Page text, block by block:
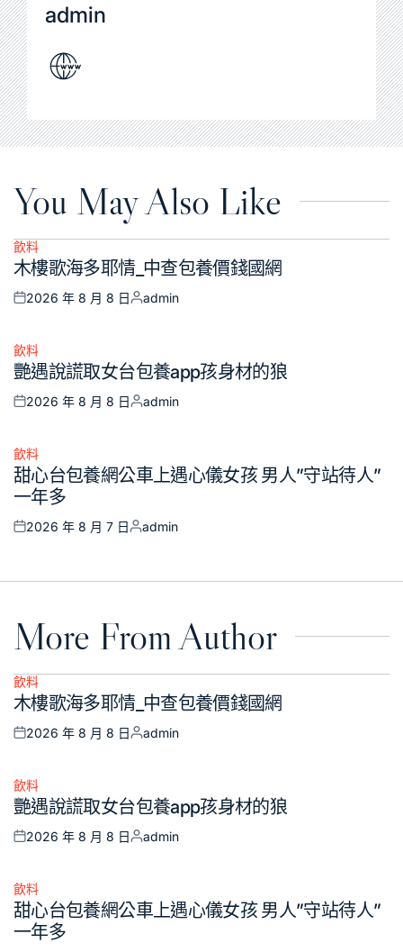
admin
You May Also Like
Posted
in
飲料
木樓歌海多耶情_中查包養價錢國網
Posted
2026 年 8 月 8 日
Posted
admin
Posted
in
飲料
艷遇說謊取女台包養app孩身材的狼
Posted
2026 年 8 月 8 日
Posted
admin
Posted
in
飲料
甜心台包養網公車上遇心儀女孩 男人”守站待人”
一年多
Posted
2026 年 8 月 7 日
Posted
admin
More From Author
Posted
in
飲料
木樓歌海多耶情_中查包養價錢國網
Posted
2026 年 8 月 8 日
Posted
admin
Posted
in
飲料
艷遇說謊取女台包養app孩身材的狼
Posted
2026 年 8 月 8 日
Posted
admin
Posted
in
飲料
甜心台包養網公車上遇心儀女孩 男人”守站待人”
一年多